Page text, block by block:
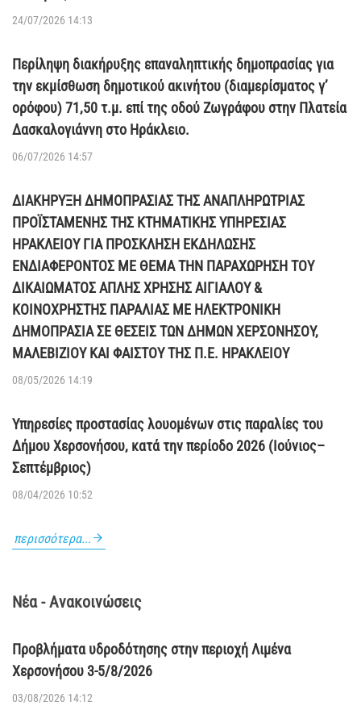
24/07/2026 14:13
Περίληψη διακήρυξης επαναληπτικής δημοπρασίας για
την εκμίσθωση δημοτικού ακινήτου (διαμερίσματος γ’
ορόφου) 71,50 τ.μ. επί της οδού Ζωγράφου στην Πλατεία
Δασκαλογιάννη στο Ηράκλειο.
06/07/2026 14:57
ΔΙΑΚΗΡΥΞΗ ΔΗΜΟΠΡΑΣΙΑΣ ΤΗΣ ΑΝΑΠΛΗΡΩΤΡΙΑΣ
ΠΡΟΪΣΤΑΜΕΝΗΣ ΤΗΣ ΚΤΗΜΑΤΙΚΗΣ ΥΠΗΡΕΣΙΑΣ
ΗΡΑΚΛΕΙΟΥ ΓΙΑ ΠΡΟΣΚΛΗΣΗ ΕΚΔΗΛΩΣΗΣ
ΕΝΔΙΑΦΕΡΟΝΤΟΣ ΜΕ ΘΕΜΑ ΤΗΝ ΠΑΡΑΧΩΡΗΣΗ ΤΟΥ
ΔΙΚΑΙΩΜΑΤΟΣ ΑΠΛΗΣ ΧΡΗΣΗΣ ΑΙΓΙΑΛΟΥ &
ΚΟΙΝΟΧΡΗΣΤΗΣ ΠΑΡΑΛΙΑΣ ΜΕ ΗΛΕΚΤΡΟΝΙΚΗ
ΔΗΜΟΠΡΑΣΙΑ ΣΕ ΘΕΣΕΙΣ ΤΩΝ ΔΗΜΩΝ ΧΕΡΣΟΝΗΣΟΥ,
ΜΑΛΕΒΙΖΙΟΥ ΚΑΙ ΦΑΙΣΤΟΥ ΤΗΣ Π.Ε. ΗΡΑΚΛΕΙΟΥ
08/05/2026 14:19
Υπηρεσίες προστασίας λουομένων στις παραλίες του
Δήμου Χερσονήσου, κατά την περίοδο 2026 (Ιούνιος–
Σεπτέμβριος)
08/04/2026 10:52
περισσότερα...
Νέα - Ανακοινώσεις
Προβλήματα υδροδότησης στην περιοχή Λιμένα
Χερσονήσου 3-5/8/2026
03/08/2026 14:12